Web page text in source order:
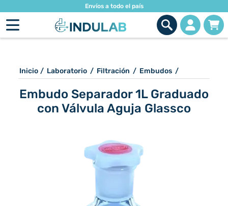
Envíos a todo el país
Inicio / Laboratorio / Filtración / Embudos /
Embudo Separador 1L Graduado
con Válvula Aguja Glassco